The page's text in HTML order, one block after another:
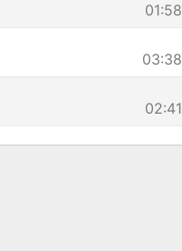
01:58
03:38
02:41